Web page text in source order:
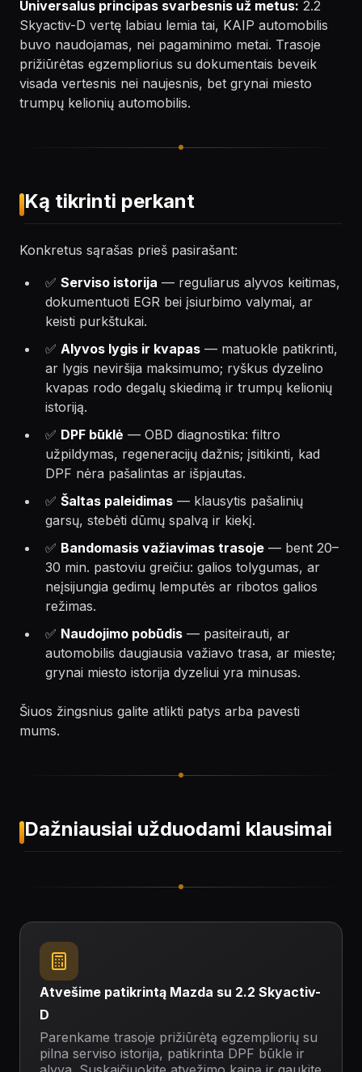
Universalus principas svarbesnis už metus: 2.2
Skyactiv-D vertę labiau lemia tai, KAIP automobilis
buvo naudojamas, nei pagaminimo metai. Trasoje
prižiūrėtas egzempliorius su dokumentais beveik
visada vertesnis nei naujesnis, bet grynai miesto
trumpų kelionių automobilis.
Ką tikrinti perkant
Konkretus sąrašas prieš pasirašant:
✅ Serviso istorija — reguliarus alyvos keitimas,
dokumentuoti EGR bei įsiurbimo valymai, ar
keisti purkštukai.
✅ Alyvos lygis ir kvapas — matuokle patikrinti,
ar lygis neviršija maksimumo; ryškus dyzelino
kvapas rodo degalų skiedimą ir trumpų kelionių
istoriją.
✅ DPF būklė — OBD diagnostika: filtro
užpildymas, regeneracijų dažnis; įsitikinti, kad
DPF nėra pašalintas ar išpjautas.
✅ Šaltas paleidimas — klausytis pašalinių
garsų, stebėti dūmų spalvą ir kiekį.
✅ Bandomasis važiavimas trasoje — bent 20–
30 min. pastoviu greičiu: galios tolygumas, ar
neįsijungia gedimų lemputės ar ribotos galios
režimas.
✅ Naudojimo pobūdis — pasiteirauti, ar
automobilis daugiausia važiavo trasa, ar mieste;
grynai miesto istorija dyzeliui yra minusas.
Šiuos žingsnius galite atlikti patys arba pavesti
mums.
Dažniausiai užduodami klausimai
Atvešime patikrintą Mazda su 2.2 Skyactiv-
D
Parenkame trasoje prižiūrėtą egzempliorių su
pilna serviso istorija, patikrinta DPF būkle ir